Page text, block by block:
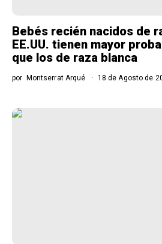
Bebés recién nacidos de
EE.UU. tienen mayor
que los de raza blanca
por Montserrat Arqué 18 de Agosto de